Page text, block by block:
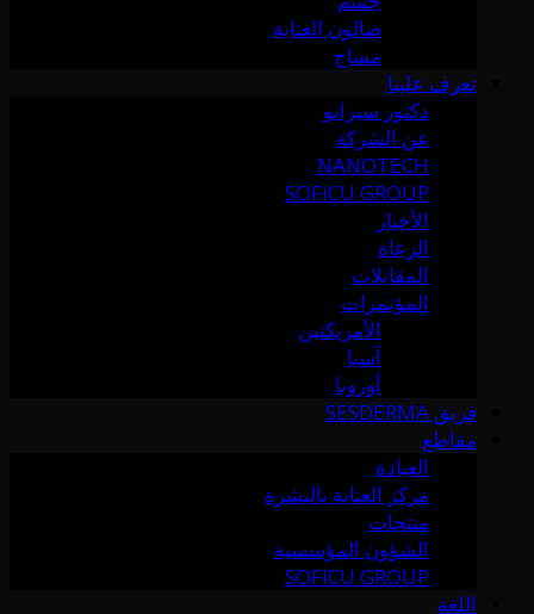
صالون العناية
مساج
تعرف علينا
دكتور سيرانو
عن الشركة
NANOTECH
SOFICU GROUP
الأخبار
الرعاة
المقابلات
المؤتمرات
الأمريكتين
آسيا
أوروبا
فريق SESDERMA
مقاطع
العيادة
مركز العناية بالبشرة
منتجات
الشؤون المؤسسية
SOFICU GROUP
اللغة